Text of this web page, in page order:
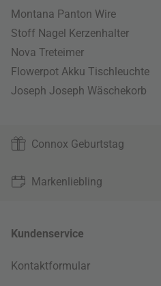
Montana Panton Wire
Stoff Nagel Kerzenhalter
Nova Treteimer
Flowerpot Akku Tischleuchte
Joseph Joseph Wäschekorb
Connox Geburtstag
Markenliebling
Kundenservice
Kontaktformular